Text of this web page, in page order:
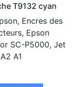
T9132 cyan
Encres des
Epson
SC-P5000, Jet
A1